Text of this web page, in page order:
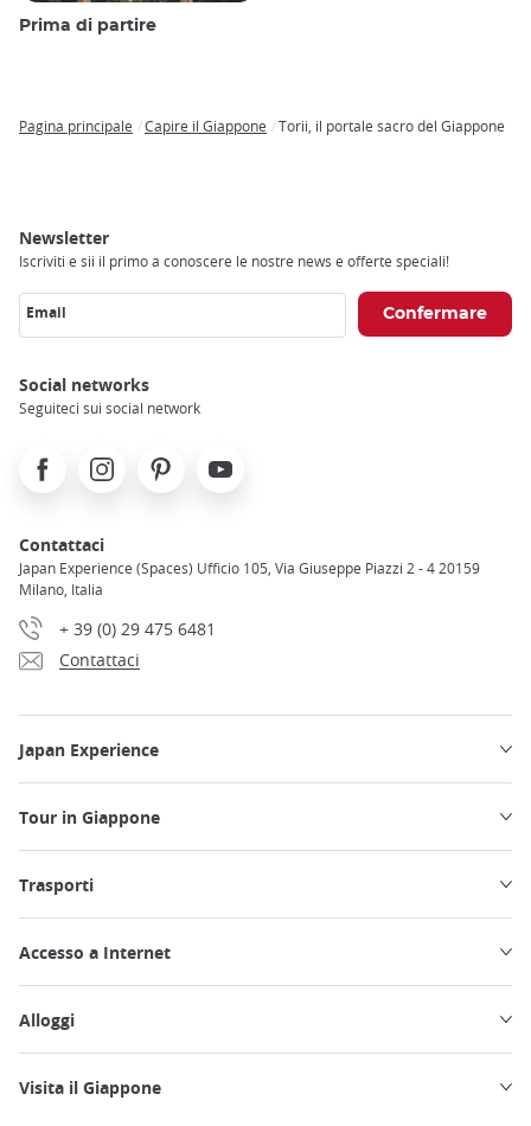
Prima di partire
Pagina principale Capire il Giappone Torii, il portale sacro del Giappone
Newsletter
Iscriviti e sii il primo a conoscere le nostre news e offerte speciali!
Email
Social networks
Seguiteci sui social network
FacebookInstagramPinterest Youtube
Contattaci
Japan Experience (Spaces) Ufficio 105, Via Giuseppe Piazzi 2 - 4 20159
Milano, Italia
+ 39 (0) 29 475 6481
Contattaci
Japan Experience
Tour in Giappone
Trasporti
Accesso a Internet
Alloggi
Visita il Giappone